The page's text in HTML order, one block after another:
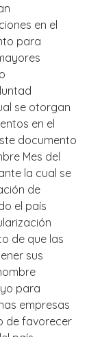
en el
para
se otorgan
en el
documento
Mes del
la cual se
de
el país
de que las
sus
para
empresas
de favorecer